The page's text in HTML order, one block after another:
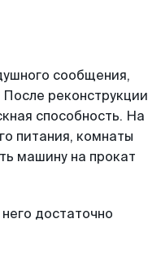
сообщения,
реконструкции
способность. На
питания, комнаты
машину на прокат
достаточно